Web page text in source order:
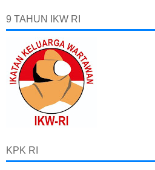
9 TAHUN IKW RI
KPK RI